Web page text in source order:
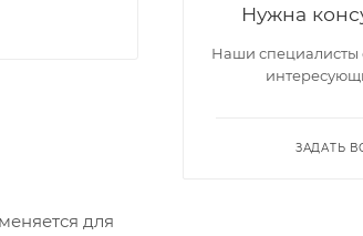
для
Нужна
Наши специалисты
ЗАДАТЬ